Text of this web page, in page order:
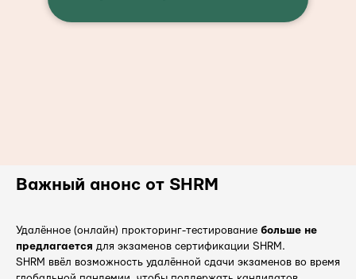
Важный анонс от SHRM
Удалённое (онлайн) прокторинг-тестирование больше не
предлагается для экзаменов сертификации SHRM.
SHRM ввёл возможность удалённой сдачи экзаменов во время